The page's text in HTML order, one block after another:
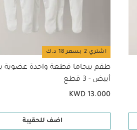
اشتري 2 بسعر 18 د.ك
طقم بيجاما قطعة واحدة عضوية
أبيض - 3 قطع
KWD 13.000
اضف للحقيبة